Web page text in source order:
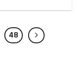
48